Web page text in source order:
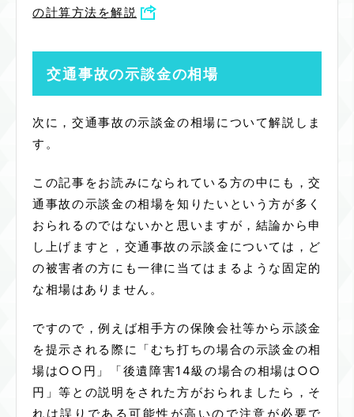
の計算方法を解説
交通事故の示談金の相場
次に，交通事故の示談金の相場について解説しま
す。
この記事をお読みになられている方の中にも，交
通事故の示談金の相場を知りたいという方が多く
おられるのではないかと思いますが，結論から申
し上げますと，交通事故の示談金については，ど
の被害者の方にも一律に当てはまるような固定的
な相場はありません。
ですので，例えば相手方の保険会社等から示談金
を提示される際に「むち打ちの場合の示談金の相
場は○○円」「後遺障害14級の場合の相場は○○
円」等との説明をされた方がおられましたら，そ
れは誤りである可能性が高いので注意が必要で